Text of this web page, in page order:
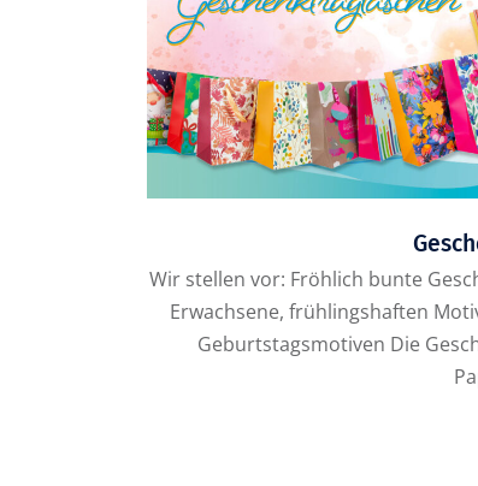
Wir stellen vor: Fröhlich bunte
Erwachsene, frühlingshaften
Geburtstagsmotiven Die